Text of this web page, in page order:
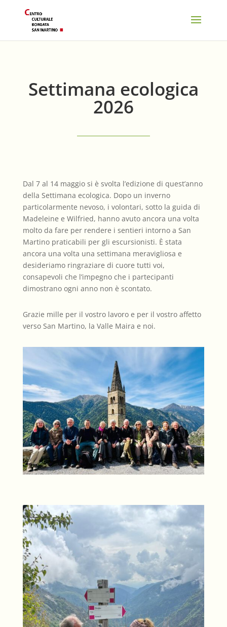
Settimana ecologica
2026
Dal 7 al 14 maggio si è svolta l’edizione di quest’anno
della Settimana ecologica. Dopo un inverno
particolarmente nevoso, i volontari, sotto la guida di
Madeleine e Wilfried, hanno avuto ancora una volta
molto da fare per rendere i sentieri intorno a San
Martino praticabili per gli escursionisti. È stata
ancora una volta una settimana meravigliosa e
desideriamo ringraziare di cuore tutti voi,
consapevoli che l’impegno che i partecipanti
dimostrano ogni anno non è scontato.
Grazie mille per il vostro lavoro e per il vostro affetto
verso San Martino, la Valle Maira e noi.